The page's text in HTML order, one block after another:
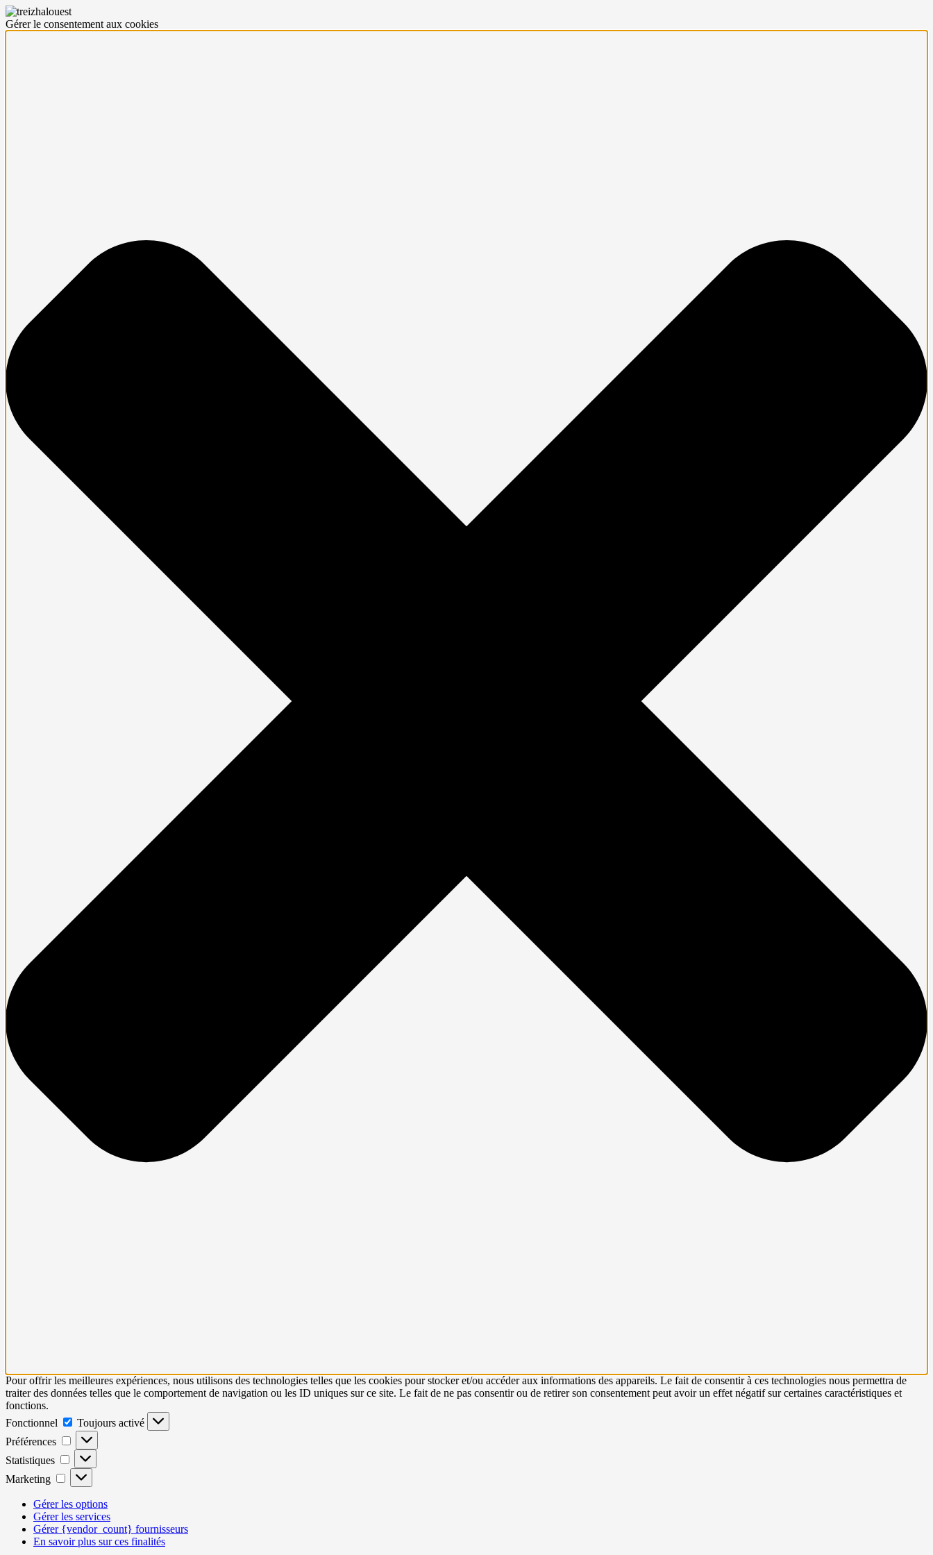
Gérer le consentement aux cookies
Pour offrir les meilleures expériences, nous utilisons des technologies telles que les cookies pour stocker et/ou accéder aux informations des appareils. Le fait de consentir à ces technologies nous permettra de
traiter des données telles que le comportement de navigation ou les ID uniques sur ce site. Le fait de ne pas consentir ou de retirer son consentement peut avoir un effet négatif sur certaines caractéristiques et
fonctions.
Fonctionnel
Toujours activé
Préférences
Statistiques
Marketing
Gérer les options
Gérer les services
Gérer {vendor_count} fournisseurs
En savoir plus sur ces finalités